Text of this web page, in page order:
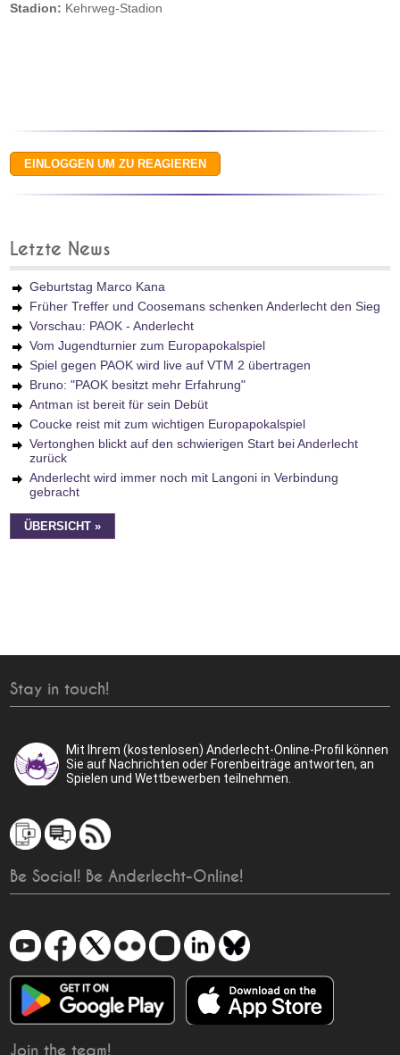
Stadion: Kehrweg-Stadion
Letzte News
Geburtstag Marco Kana
Früher Treffer und Coosemans schenken Anderlecht den Sieg
Vorschau: PAOK - Anderlecht
Vom Jugendturnier zum Europapokalspiel
Spiel gegen PAOK wird live auf VTM 2 übertragen
Bruno: "PAOK besitzt mehr Erfahrung"
Antman ist bereit für sein Debüt
Coucke reist mit zum wichtigen Europapokalspiel
Vertonghen blickt auf den schwierigen Start bei Anderlecht
zurück
Anderlecht wird immer noch mit Langoni in Verbindung
gebracht
ÜBERSICHT »
Stay in touch!
Mit Ihrem (kostenlosen) Anderlecht-Online-Profil können
Sie auf Nachrichten oder Forenbeiträge antworten, an
Spielen und Wettbewerben teilnehmen.
Be Social! Be Anderlecht-Online!
Join the team!